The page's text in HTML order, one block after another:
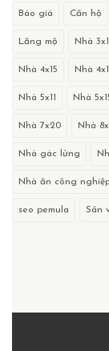
Báo giá Căn hộ
Lăng mộ Nhà
Nhà 4x15 Nhà
Nhà 5x11 Nhà
Nhà 7x20 Nhà
Nhà gác lửng
Nhà ăn công
seo pemula Sân